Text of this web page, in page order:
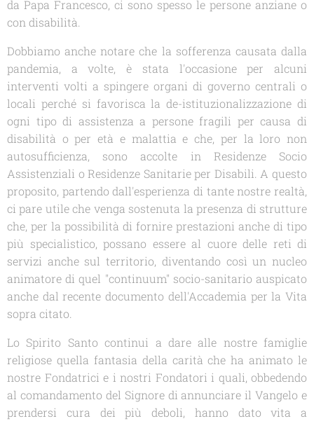
da Papa Francesco, ci sono spesso le persone anziane o
con disabilità.
Dobbiamo anche notare che la sofferenza causata dalla
pandemia, a volte, è stata l'occasione per alcuni
interventi volti a spingere organi di governo centrali o
locali perché si favorisca la de-istituzionalizzazione di
ogni tipo di assistenza a persone fragili per causa di
disabilità o per età e malattia e che, per la loro non
autosufficienza, sono accolte in Residenze Socio
Assistenziali o Residenze Sanitarie per Disabili. A questo
proposito, partendo dall'esperienza di tante nostre realtà,
ci pare utile che venga sostenuta la presenza di strutture
che, per la possibilità di fornire prestazioni anche di tipo
più specialistico, possano essere al cuore delle reti di
servizi anche sul territorio, diventando così un nucleo
animatore di quel "continuum" socio-sanitario auspicato
anche dal recente documento dell'Accademia per la Vita
sopra citato.
Lo Spirito Santo continui a dare alle nostre famiglie
religiose quella fantasia della carità che ha animato le
nostre Fondatrici e i nostri Fondatori i quali, obbedendo
al comandamento del Signore di annunciare il Vangelo e
prendersi cura dei più deboli, hanno dato vita a